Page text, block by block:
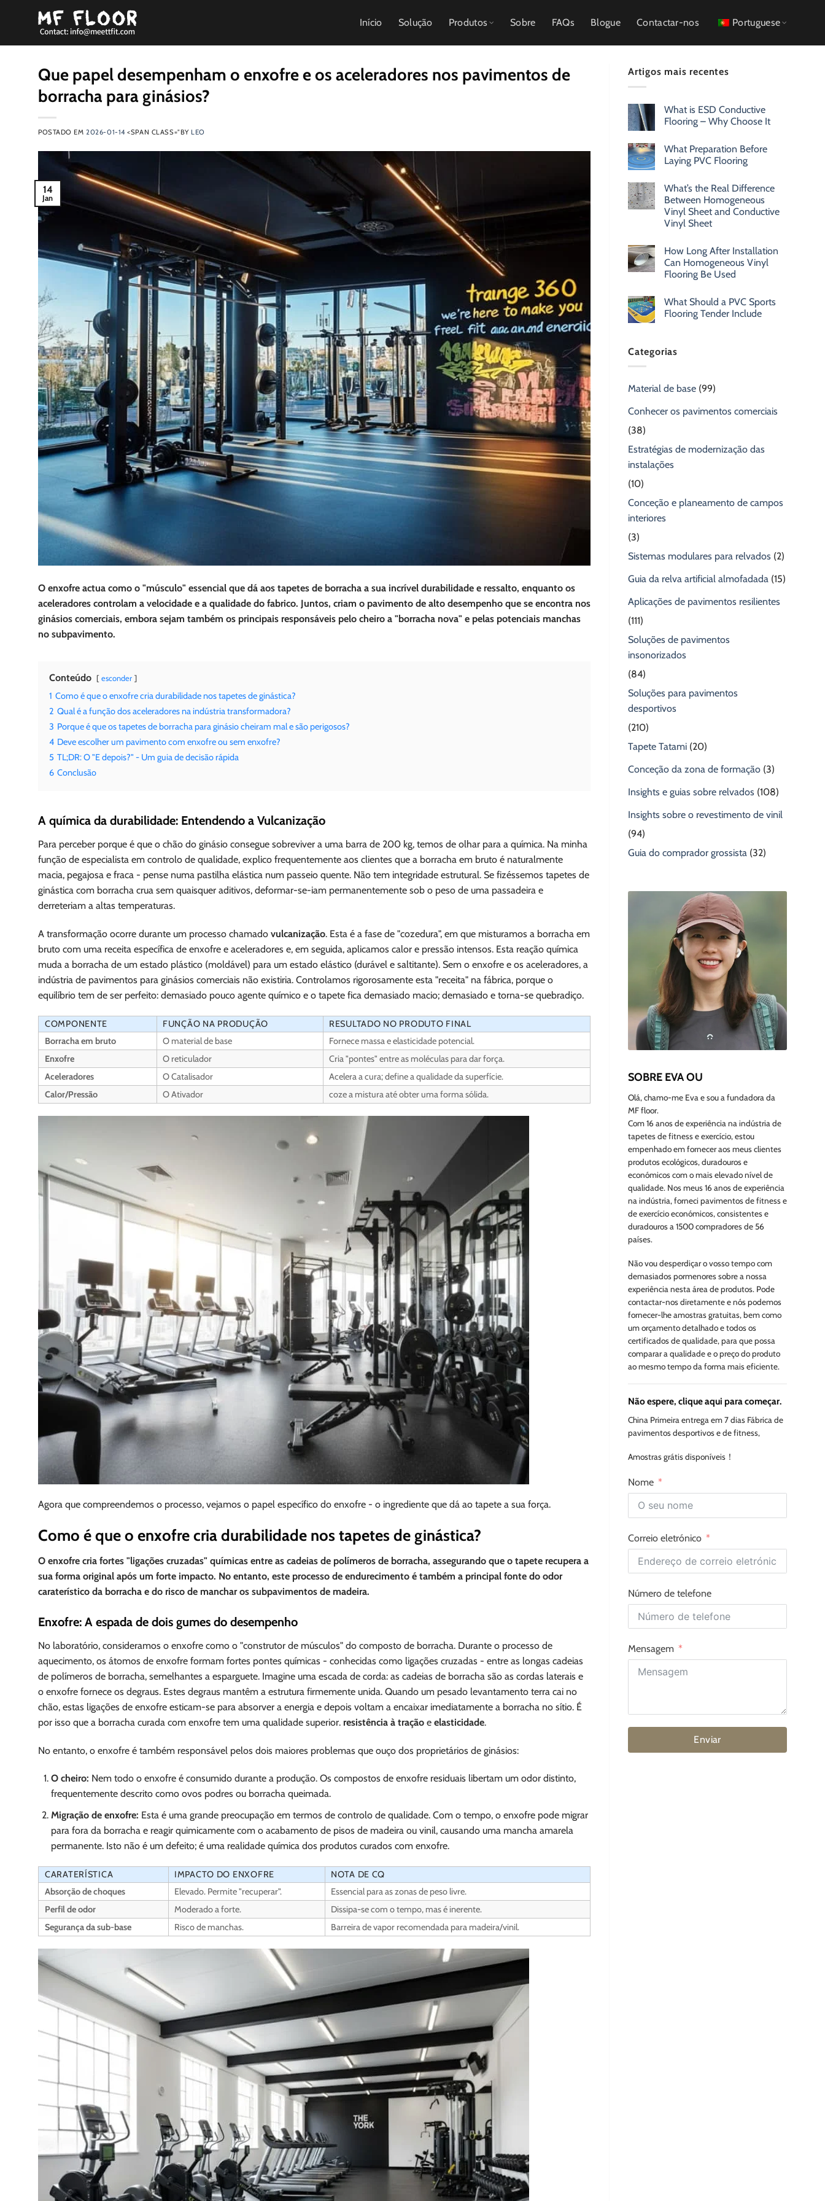
Início Solução Produtos Sobre FAQs Blogue Contactar-nos Portuguese
Que papel desempenham o enxofre e os aceleradores nos pavimentos de
borracha para ginásios?
POSTADO EM2026-01-14<SPAN CLASS="BY LEO
14
Jan
O enxofre actua como o "músculo" essencial que dá aos tapetes de borracha a sua incrível durabilidade e ressalto, enquanto os
aceleradores controlam a velocidade e a qualidade do fabrico. Juntos, criam o pavimento de alto desempenho que se encontra nos
ginásios comerciais, embora sejam também os principais responsáveis pelo cheiro a "borracha nova" e pelas potenciais manchas
no subpavimento.
Conteúdo esconder
1 Como é que o enxofre cria durabilidade nos tapetes de ginástica?
2 Qual é a função dos aceleradores na indústria transformadora?
3 Porque é que os tapetes de borracha para ginásio cheiram mal e são perigosos?
4 Deve escolher um pavimento com enxofre ou sem enxofre?
5 TL;DR: O "E depois?" - Um guia de decisão rápida
6 Conclusão
A química da durabilidade: Entendendo a Vulcanização
Para perceber porque é que o chão do ginásio consegue sobreviver a uma barra de 200 kg, temos de olhar para a química. Na minha
função de especialista em controlo de qualidade, explico frequentemente aos clientes que a borracha em bruto é naturalmente
macia, pegajosa e fraca - pense numa pastilha elástica num passeio quente. Não tem integridade estrutural. Se fizéssemos tapetes de
ginástica com borracha crua sem quaisquer aditivos, deformar-se-iam permanentemente sob o peso de uma passadeira e
derreteriam a altas temperaturas.
A transformação ocorre durante um processo chamado vulcanização. Esta é a fase de "cozedura", em que misturamos a borracha em
bruto com uma receita específica de enxofre e aceleradores e, em seguida, aplicamos calor e pressão intensos. Esta reação química
muda a borracha de um estado plástico (moldável) para um estado elástico (durável e saltitante). Sem o enxofre e os aceleradores, a
indústria de pavimentos para ginásios comerciais não existiria. Controlamos rigorosamente esta "receita" na fábrica, porque o
equilíbrio tem de ser perfeito: demasiado pouco agente químico e o tapete fica demasiado macio; demasiado e torna-se quebradiço.
COMPONENTE FUNÇÃO NA PRODUÇÃO
RESULTADO NO PRODUTO FINAL
Borracha em bruto
O material de base
Fornece massa e elasticidade potencial.
Enxofre
O reticulador
Cria "pontes" entre as moléculas para dar força.
Aceleradores
O Catalisador
Acelera a cura; define a qualidade da superfície.
Calor/Pressão
O Ativador coze a mistura até obter uma forma sólida.
Agora que compreendemos o processo, vejamos o papel específico do enxofre - o ingrediente que dá ao tapete a sua força.
Como é que o enxofre cria durabilidade nos tapetes de ginástica?
O enxofre cria fortes "ligações cruzadas" químicas entre as cadeias de polímeros de borracha, assegurando que o tapete recupera a
sua forma original após um forte impacto. No entanto, este processo de endurecimento é também a principal fonte do odor
caraterístico da borracha e do risco de manchar os subpavimentos de madeira.
Enxofre: A espada de dois gumes do desempenho
No laboratório, consideramos o enxofre como o "construtor de músculos" do composto de borracha. Durante o processo de
aquecimento, os átomos de enxofre formam fortes pontes químicas - conhecidas como ligações cruzadas - entre as longas cadeias
de polímeros de borracha, semelhantes a esparguete. Imagine uma escada de corda: as cadeias de borracha são as cordas laterais e
o enxofre fornece os degraus. Estes degraus mantêm a estrutura firmemente unida. Quando um pesado levantamento terra cai no
chão, estas ligações de enxofre esticam-se para absorver a energia e depois voltam a encaixar imediatamente a borracha no sítio. É
por isso que a borracha curada com enxofre tem uma qualidade superior. resistência à tração e elasticidade.
No entanto, o enxofre é também responsável pelos dois maiores problemas que ouço dos proprietários de ginásios:
O cheiro: Nem todo o enxofre é consumido durante a produção. Os compostos de enxofre residuais libertam um odor distinto,
frequentemente descrito como ovos podres ou borracha queimada.
Migração de enxofre: Esta é uma grande preocupação em termos de controlo de qualidade. Com o tempo, o enxofre pode migrar
para fora da borracha e reagir quimicamente com o acabamento de pisos de madeira ou vinil, causando uma mancha amarela
permanente. Isto não é um defeito; é uma realidade química dos produtos curados com enxofre.
CARATERÍSTICA IMPACTO DO ENXOFRE
NOTA DE CQ
Absorção de choques
Elevado. Permite "recuperar".
Essencial para as zonas de peso livre.
Perfil de odor
Moderado a forte.
Dissipa-se com o tempo, mas é inerente.
Segurança da sub-base
Risco de manchas. Barreira de vapor recomendada para madeira/vinil.
Artigos mais recentes
What is ESD Conductive
Flooring – Why Choose It
What Preparation Before
Laying PVC Flooring
What’s the Real Difference
Between Homogeneous
Vinyl Sheet and Conductive
Vinyl Sheet
How Long After Installation
Can Homogeneous Vinyl
Flooring Be Used
What Should a PVC Sports
Flooring Tender Include
Categorias
Material de base (99)
Conhecer os pavimentos comerciais
(38)
Estratégias de modernização das
instalações
(10)
Conceção e planeamento de campos
interiores
(3)
Sistemas modulares para relvados (2)
Guia da relva artificial almofadada (15)
Aplicações de pavimentos resilientes
(111)
Soluções de pavimentos
insonorizados
(84)
Soluções para pavimentos
desportivos
(210)
Tapete Tatami (20)
Conceção da zona de formação (3)
Insights e guias sobre relvados (108)
Insights sobre o revestimento de vinil
(94)
Guia do comprador grossista (32)
SOBRE EVA OU
Olá, chamo-me Eva e sou a fundadora da
MF floor.
Com 16 anos de experiência na indústria de
tapetes de fitness e exercício, estou
empenhado em fornecer aos meus clientes
produtos ecológicos, duradouros e
económicos com o mais elevado nível de
qualidade. Nos meus 16 anos de experiência
na indústria, forneci pavimentos de fitness e
de exercício económicos, consistentes e
duradouros a 1500 compradores de 56
países.
Não vou desperdiçar o vosso tempo com
demasiados pormenores sobre a nossa
experiência nesta área de produtos. Pode
contactar-nos diretamente e nós podemos
fornecer-lhe amostras gratuitas, bem como
um orçamento detalhado e todos os
certificados de qualidade, para que possa
comparar a qualidade e o preço do produto
ao mesmo tempo da forma mais eficiente.
Não espere, clique aqui para começar.
China Primeira entrega em 7 dias Fábrica de
pavimentos desportivos e de fitness,
Amostras grátis disponíveis！
Nome
Correio eletrónico
Número de telefone
Mensagem
Enviar